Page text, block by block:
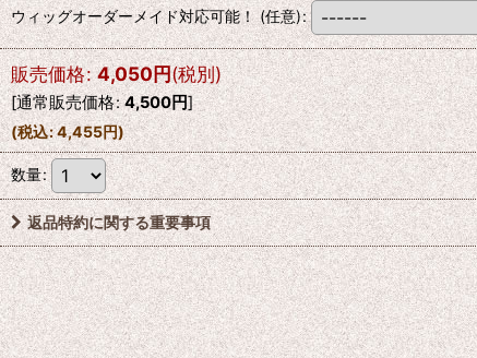
ウィッグオーダーメイド対応可能！(任意):
販売価格: 4,050円(税別)
[通常販売価格: 4,500円]
(税込:4,455円)
数量:
返品特約に関する重要事項